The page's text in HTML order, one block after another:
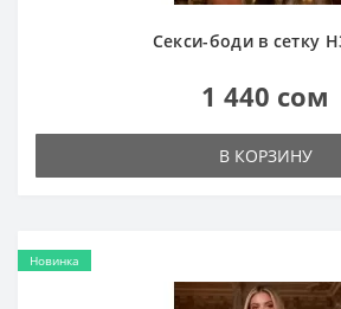
Секси-боди в сетку
1 440 сом
В КОРЗИНУ
Новинка